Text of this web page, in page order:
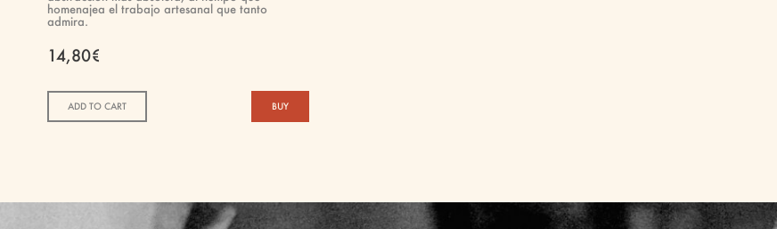
homenajea el trabajo artesanal que tanto
admira.
14,80€
ADD TO CART BUY